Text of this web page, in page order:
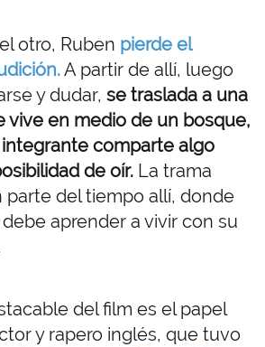
otro, Ruben pierde el
A partir de allí, luego
y dudar, se traslada a una
vive en medio de un bosque,
comparte algo
de oír. La trama
parte del tiempo allí, donde
aprender a vivir con su
del film es el papel
y rapero inglés, que tuvo